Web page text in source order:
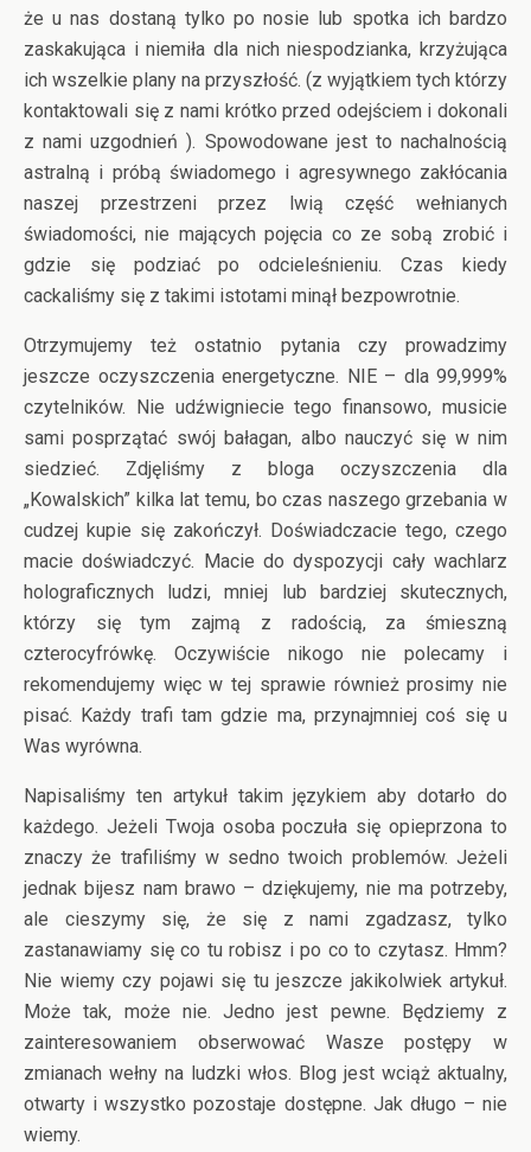
że u nas dostaną tylko po nosie lub spotka ich bardzo
zaskakująca i niemiła dla nich niespodzianka, krzyżująca
ich wszelkie plany na przyszłość. (z wyjątkiem tych którzy
kontaktowali się z nami krótko przed odejściem i dokonali
z nami uzgodnień ). Spowodowane jest to nachalnością
astralną i próbą świadomego i agresywnego zakłócania
naszej przestrzeni przez lwią część wełnianych
świadomości, nie mających pojęcia co ze sobą zrobić i
gdzie się podziać po odcieleśnieniu. Czas kiedy
cackaliśmy się z takimi istotami minął bezpowrotnie.
Otrzymujemy też ostatnio pytania czy prowadzimy
jeszcze oczyszczenia energetyczne. NIE – dla 99,999%
czytelników. Nie udźwigniecie tego finansowo, musicie
sami posprzątać swój bałagan, albo nauczyć się w nim
siedzieć. Zdjęliśmy z bloga oczyszczenia dla
„Kowalskich” kilka lat temu, bo czas naszego grzebania w
cudzej kupie się zakończył. Doświadczacie tego, czego
macie doświadczyć. Macie do dyspozycji cały wachlarz
holograficznych ludzi, mniej lub bardziej skutecznych,
którzy się tym zajmą z radością, za śmieszną
czterocyfrówkę. Oczywiście nikogo nie polecamy i
rekomendujemy więc w tej sprawie również prosimy nie
pisać. Każdy trafi tam gdzie ma, przynajmniej coś się u
Was wyrówna.
Napisaliśmy ten artykuł takim językiem aby dotarło do
każdego. Jeżeli Twoja osoba poczuła się opieprzona to
znaczy że trafiliśmy w sedno twoich problemów. Jeżeli
jednak bijesz nam brawo – dziękujemy, nie ma potrzeby,
ale cieszymy się, że się z nami zgadzasz, tylko
zastanawiamy się co tu robisz i po co to czytasz. Hmm?
Nie wiemy czy pojawi się tu jeszcze jakikolwiek artykuł.
Może tak, może nie. Jedno jest pewne. Będziemy z
zainteresowaniem obserwować Wasze postępy w
zmianach wełny na ludzki włos. Blog jest wciąż aktualny,
otwarty i wszystko pozostaje dostępne. Jak długo – nie
wiemy.